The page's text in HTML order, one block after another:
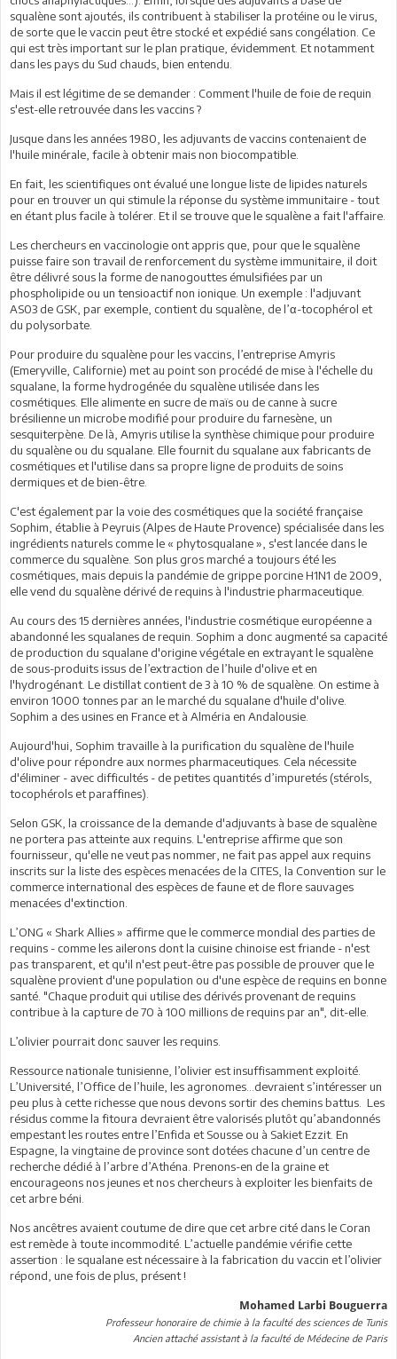
squalène sont ajoutés, ils contribuent à stabiliser la protéine ou le virus,
de sorte que le vaccin peut être stocké et expédié sans congélation. Ce
qui est très important sur le plan pratique, évidemment. Et notamment
dans les pays du Sud chauds, bien entendu.
Mais il est légitime de se demander : Comment l'huile de foie de requin
s'est-elle retrouvée dans les vaccins ?
Jusque dans les années 1980, les adjuvants de vaccins contenaient de
l'huile minérale, facile à obtenir mais non biocompatible.
En fait, les scientifiques ont évalué une longue liste de lipides naturels
pour en trouver un qui stimule la réponse du système immunitaire - tout
en étant plus facile à tolérer. Et il se trouve que le squalène a fait l'affaire.
Les chercheurs en vaccinologie ont appris que, pour que le squalène
puisse faire son travail de renforcement du système immunitaire, il doit
être délivré sous la forme de nanogouttes émulsifiées par un
phospholipide ou un tensioactif non ionique. Un exemple : l'adjuvant
AS03 de GSK, par exemple, contient du squalène, de l’α-tocophérol et
du polysorbate.
Pour produire du squalène pour les vaccins, l’entreprise Amyris
(Emeryville, Californie) met au point son procédé de mise à l'échelle du
squalane, la forme hydrogénée du squalène utilisée dans les
cosmétiques. Elle alimente en sucre de maïs ou de canne à sucre
brésilienne un microbe modifié pour produire du farnesène, un
sesquiterpène. De là, Amyris utilise la synthèse chimique pour produire
du squalène ou du squalane. Elle fournit du squalane aux fabricants de
cosmétiques et l'utilise dans sa propre ligne de produits de soins
dermiques et de bien-être.
C'est également par la voie des cosmétiques que la société française
Sophim, établie à Peyruis (Alpes de Haute Provence) spécialisée dans les
ingrédients naturels comme le « phytosqualane », s'est lancée dans le
commerce du squalène. Son plus gros marché a toujours été les
cosmétiques, mais depuis la pandémie de grippe porcine H1N1 de 2009,
elle vend du squalène dérivé de requins à l'industrie pharmaceutique.
Au cours des 15 dernières années, l'industrie cosmétique européenne a
abandonné les squalanes de requin. Sophim a donc augmenté sa capacité
de production du squalane d'origine végétale en extrayant le squalène
de sous-produits issus de l’extraction de l’huile d'olive et en
l'hydrogénant. Le distillat contient de 3 à 10 % de squalène. On estime à
environ 1000 tonnes par an le marché du squalane d'huile d'olive.
Sophim a des usines en France et à Alméria en Andalousie.
Aujourd'hui, Sophim travaille à la purification du squalène de l'huile
d'olive pour répondre aux normes pharmaceutiques. Cela nécessite
d'éliminer - avec difficultés - de petites quantités d’impuretés (stérols,
tocophérols et paraffines).
Selon GSK, la croissance de la demande d'adjuvants à base de squalène
ne portera pas atteinte aux requins. L'entreprise affirme que son
fournisseur, qu'elle ne veut pas nommer, ne fait pas appel aux requins
inscrits sur la liste des espèces menacées de la CITES, la Convention sur le
commerce international des espèces de faune et de flore sauvages
menacées d'extinction.
L’ONG « Shark Allies » affirme que le commerce mondial des parties de
requins - comme les ailerons dont la cuisine chinoise est friande - n'est
pas transparent, et qu'il n'est peut-être pas possible de prouver que le
squalène provient d'une population ou d'une espèce de requins en bonne
santé. "Chaque produit qui utilise des dérivés provenant de requins
contribue à la capture de 70 à 100 millions de requins par an", dit-elle.
L’olivier pourrait donc sauver les requins.
Ressource nationale tunisienne, l’olivier est insuffisamment exploité.
L’Université, l’Office de l’huile, les agronomes…devraient s’intéresser un
peu plus à cette richesse que nous devons sortir des chemins battus. Les
résidus comme la fitoura devraient être valorisés plutôt qu’abandonnés
empestant les routes entre l’Enfida et Sousse ou à Sakiet Ezzit. En
Espagne, la vingtaine de province sont dotées chacune d’un centre de
recherche dédié à l’arbre d’Athéna. Prenons-en de la graine et
encourageons nos jeunes et nos chercheurs à exploiter les bienfaits de
cet arbre béni.
Nos ancêtres avaient coutume de dire que cet arbre cité dans le Coran
est remède à toute incommodité. L’actuelle pandémie vérifie cette
assertion : le squalane est nécessaire à la fabrication du vaccin et l’olivier
répond, une fois de plus, présent !
Mohamed Larbi Bouguerra
Professeur honoraire de chimie à la faculté des sciences de Tunis
Ancien attaché assistant à la faculté de Médecine de Paris